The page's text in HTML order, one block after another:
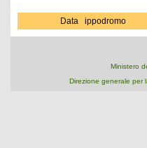
Data ippodromo
Ministero
Direzione generale per